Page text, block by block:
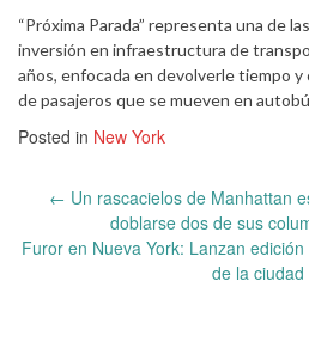
“Próxima Parada” representa una de
inversión en infraestructura de
años, enfocada en devolverle tiempo y
de pasajeros que se mueven en
Posted in New York
Post← Un rascacielos de Manhattan
doblarse dos de sus
Furor en Nueva York: Lanzan
de la ciudad